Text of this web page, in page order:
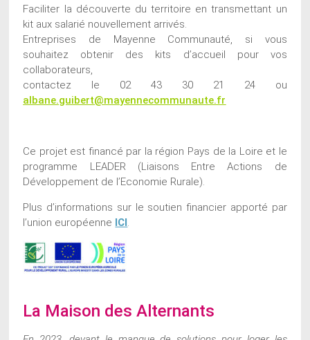
Faciliter la découverte du territoire en transmettant un
kit aux salarié nouvellement arrivés.
Entreprises de Mayenne Communauté, si vous
souhaitez obtenir des kits d’accueil pour vos
collaborateurs,
contactez le 02 43 30 21 24 ou
albane.guibert@mayennecommunaute.fr
Ce projet est financé par la région Pays de la Loire et le
programme LEADER (Liaisons Entre Actions de
Développement de l’Economie Rurale).
Plus d’informations sur le soutien financier apporté par
l’union européenne ICI.
La Maison des Alternants